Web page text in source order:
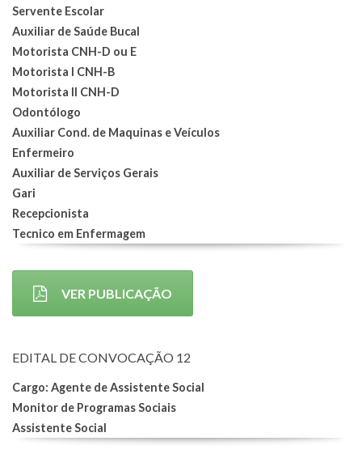
Servente Escolar
Auxiliar de Saúde Bucal
Motorista CNH-D ou E
Motorista I CNH-B
Motorista II CNH-D
Odontólogo
Auxiliar Cond. de Maquinas e Veículos
Enfermeiro
Auxiliar de Serviços Gerais
Gari
Recepcionista
Tecnico em Enfermagem
VER PUBLICAÇÃO
EDITAL DE CONVOCAÇÃO 12
Cargo: Agente de Assistente Social
Monitor de Programas Sociais
Assistente Social